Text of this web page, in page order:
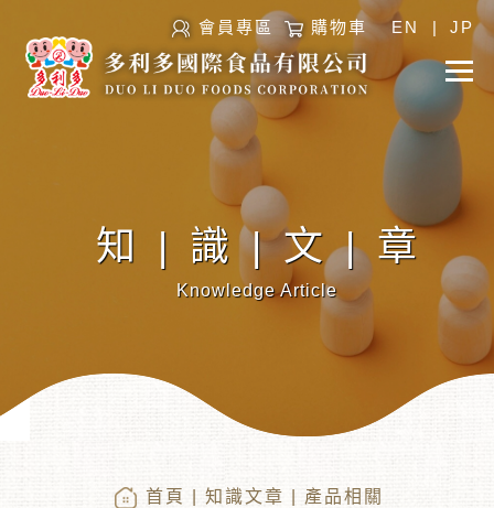
會員專區 購物車 EN JP
知|識|文|章
Knowledge Article
首頁 知識文章 | 產品相關